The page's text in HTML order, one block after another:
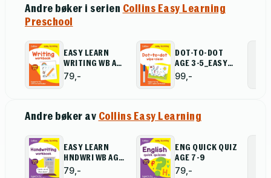
Andre bøker i serien Collins Easy Learning
Preschool
EASY LEARN
WRITING WB AGE
3-5
79,-
DOT-TO-DOT
AGE 3-5_EASY
LEARNI
99,-
Andre bøker av Collins Easy Learning
EASY LEARN
HNDWRI WB AGE
7-9
79,-
ENG QUICK QUIZ
AGE 7-9
79,-